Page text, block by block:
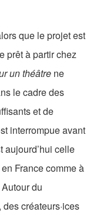
que le projet est
prêt à partir chez
un théâtre ne
le cadre des
et de
interrompue avant
aujourd’hui celle
France comme à
du
créateurs·ices